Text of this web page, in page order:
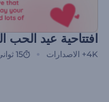
افتتاحية عيد الحب
4K+ الاصدارات 15 ثواني